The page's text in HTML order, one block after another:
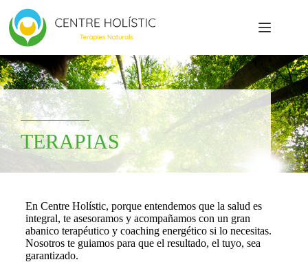
TERAPIAS
En Centre Holístic, porque entendemos que la salud es
integral, te asesoramos y acompañamos con un gran
abanico terapéutico y coaching energético si lo necesitas.
Nosotros te guiamos para que el resultado, el tuyo, sea
garantizado.